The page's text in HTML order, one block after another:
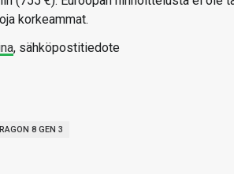
korkeammat.
, sähköpostitiedote
8 GEN 3